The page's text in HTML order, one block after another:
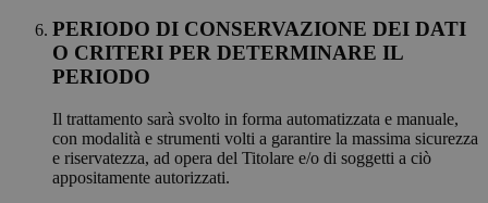
PERIODO DI CONSERVAZIONE DEI DATI
O CRITERI PER DETERMINARE IL
PERIODO
Il trattamento sarà svolto in forma automatizzata e manuale,
con modalità e strumenti volti a garantire la massima sicurezza
e riservatezza, ad opera del Titolare e/o di soggetti a ciò
appositamente autorizzati.